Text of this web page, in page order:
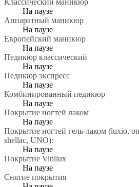
Классический маникюр
На паузе
Аппаратный маникюр
На паузе
Европейский маникюр
На паузе
Педикюр классический
На паузе
Педикюр экспресс
На паузе
Комбинированный педикюр
На паузе
Покрытие ногтей лаком
На паузе
Покрытие ногтей гель-лаком (luxio,
shellac, UNO):
На паузе
Покрытие Vinilux
На паузе
Снятие покрытия